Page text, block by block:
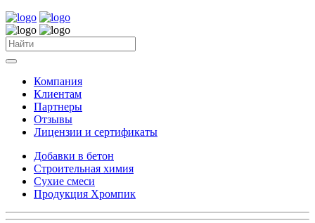
Компания
Клиентам
Партнеры
Отзывы
Лицензии и сертификаты
Добавки в бетон
Строительная химия
Сухие смеси
Продукция Хромпик